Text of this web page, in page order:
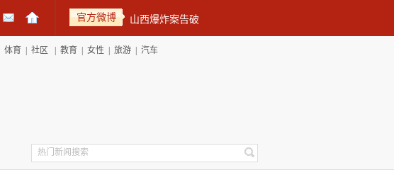
官方微博
体育 社区 教育 女性 旅游| 汽车